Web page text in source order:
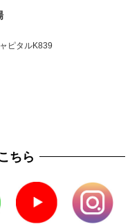
ピタルK839
ちら